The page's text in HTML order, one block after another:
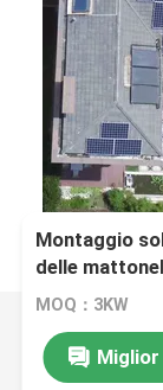
Montaggio
delle
AL6005
MOQ：3KW